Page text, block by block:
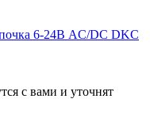
6-24В AC/DC DKC
с вами и уточнят